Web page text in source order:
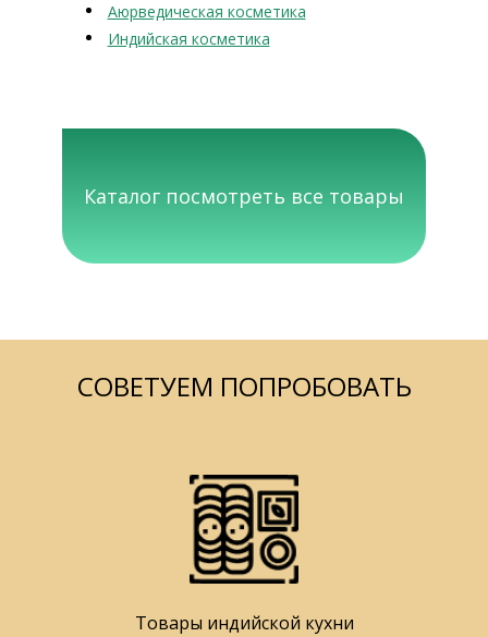
Аюрведическая косметика
Индийская косметика
Каталог посмотреть все товары
СОВЕТУЕМ ПОПРОБОВАТЬ
Товары индийской кухни